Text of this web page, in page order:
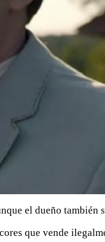
el dueño también
que vende